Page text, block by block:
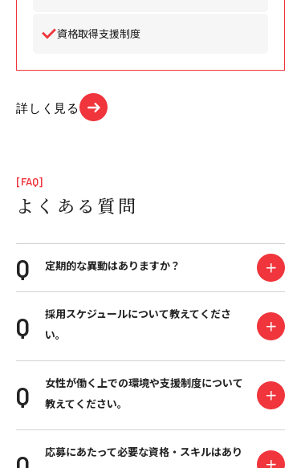
資格取得支援制度
詳しく見る
[FAQ]
よくある質問
定期的な異動はありますか？
採用スケジュールについて教えてくださ
い。
女性が働く上での環境や支援制度について
教えてください。
応募にあたって必要な資格・スキルはあり